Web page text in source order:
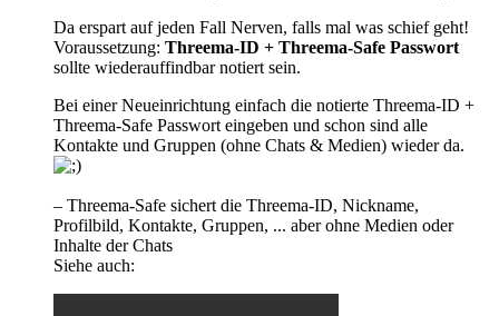
Da erspart auf jeden Fall Nerven, falls mal was schief geht!
Voraussetzung: Threema-ID + Threema-Safe Passwort
sollte wiederauffindbar notiert sein.
Bei einer Neueinrichtung einfach die notierte Threema-ID +
Threema-Safe Passwort eingeben und schon sind alle
Kontakte und Gruppen (ohne Chats & Medien) wieder da.
– Threema-Safe sichert die Threema-ID, Nickname,
Profilbild, Kontakte, Gruppen, ... aber ohne Medien oder
Inhalte der Chats
Siehe auch: